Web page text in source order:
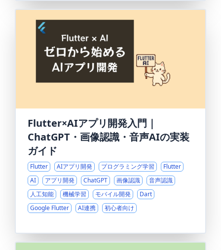
Flutter×AIアプリ開発入門｜
ChatGPT・画像認識・音声AIの実装
ガイド
Flutter AIアプリ開発 プログラミング学習
Flutter
AI
アプリ開発 ChatGPT 画像認識
音声認識
人工知能
機械学習 モバイル開発
Dart
Google Flutter
AI連携 初心者向け